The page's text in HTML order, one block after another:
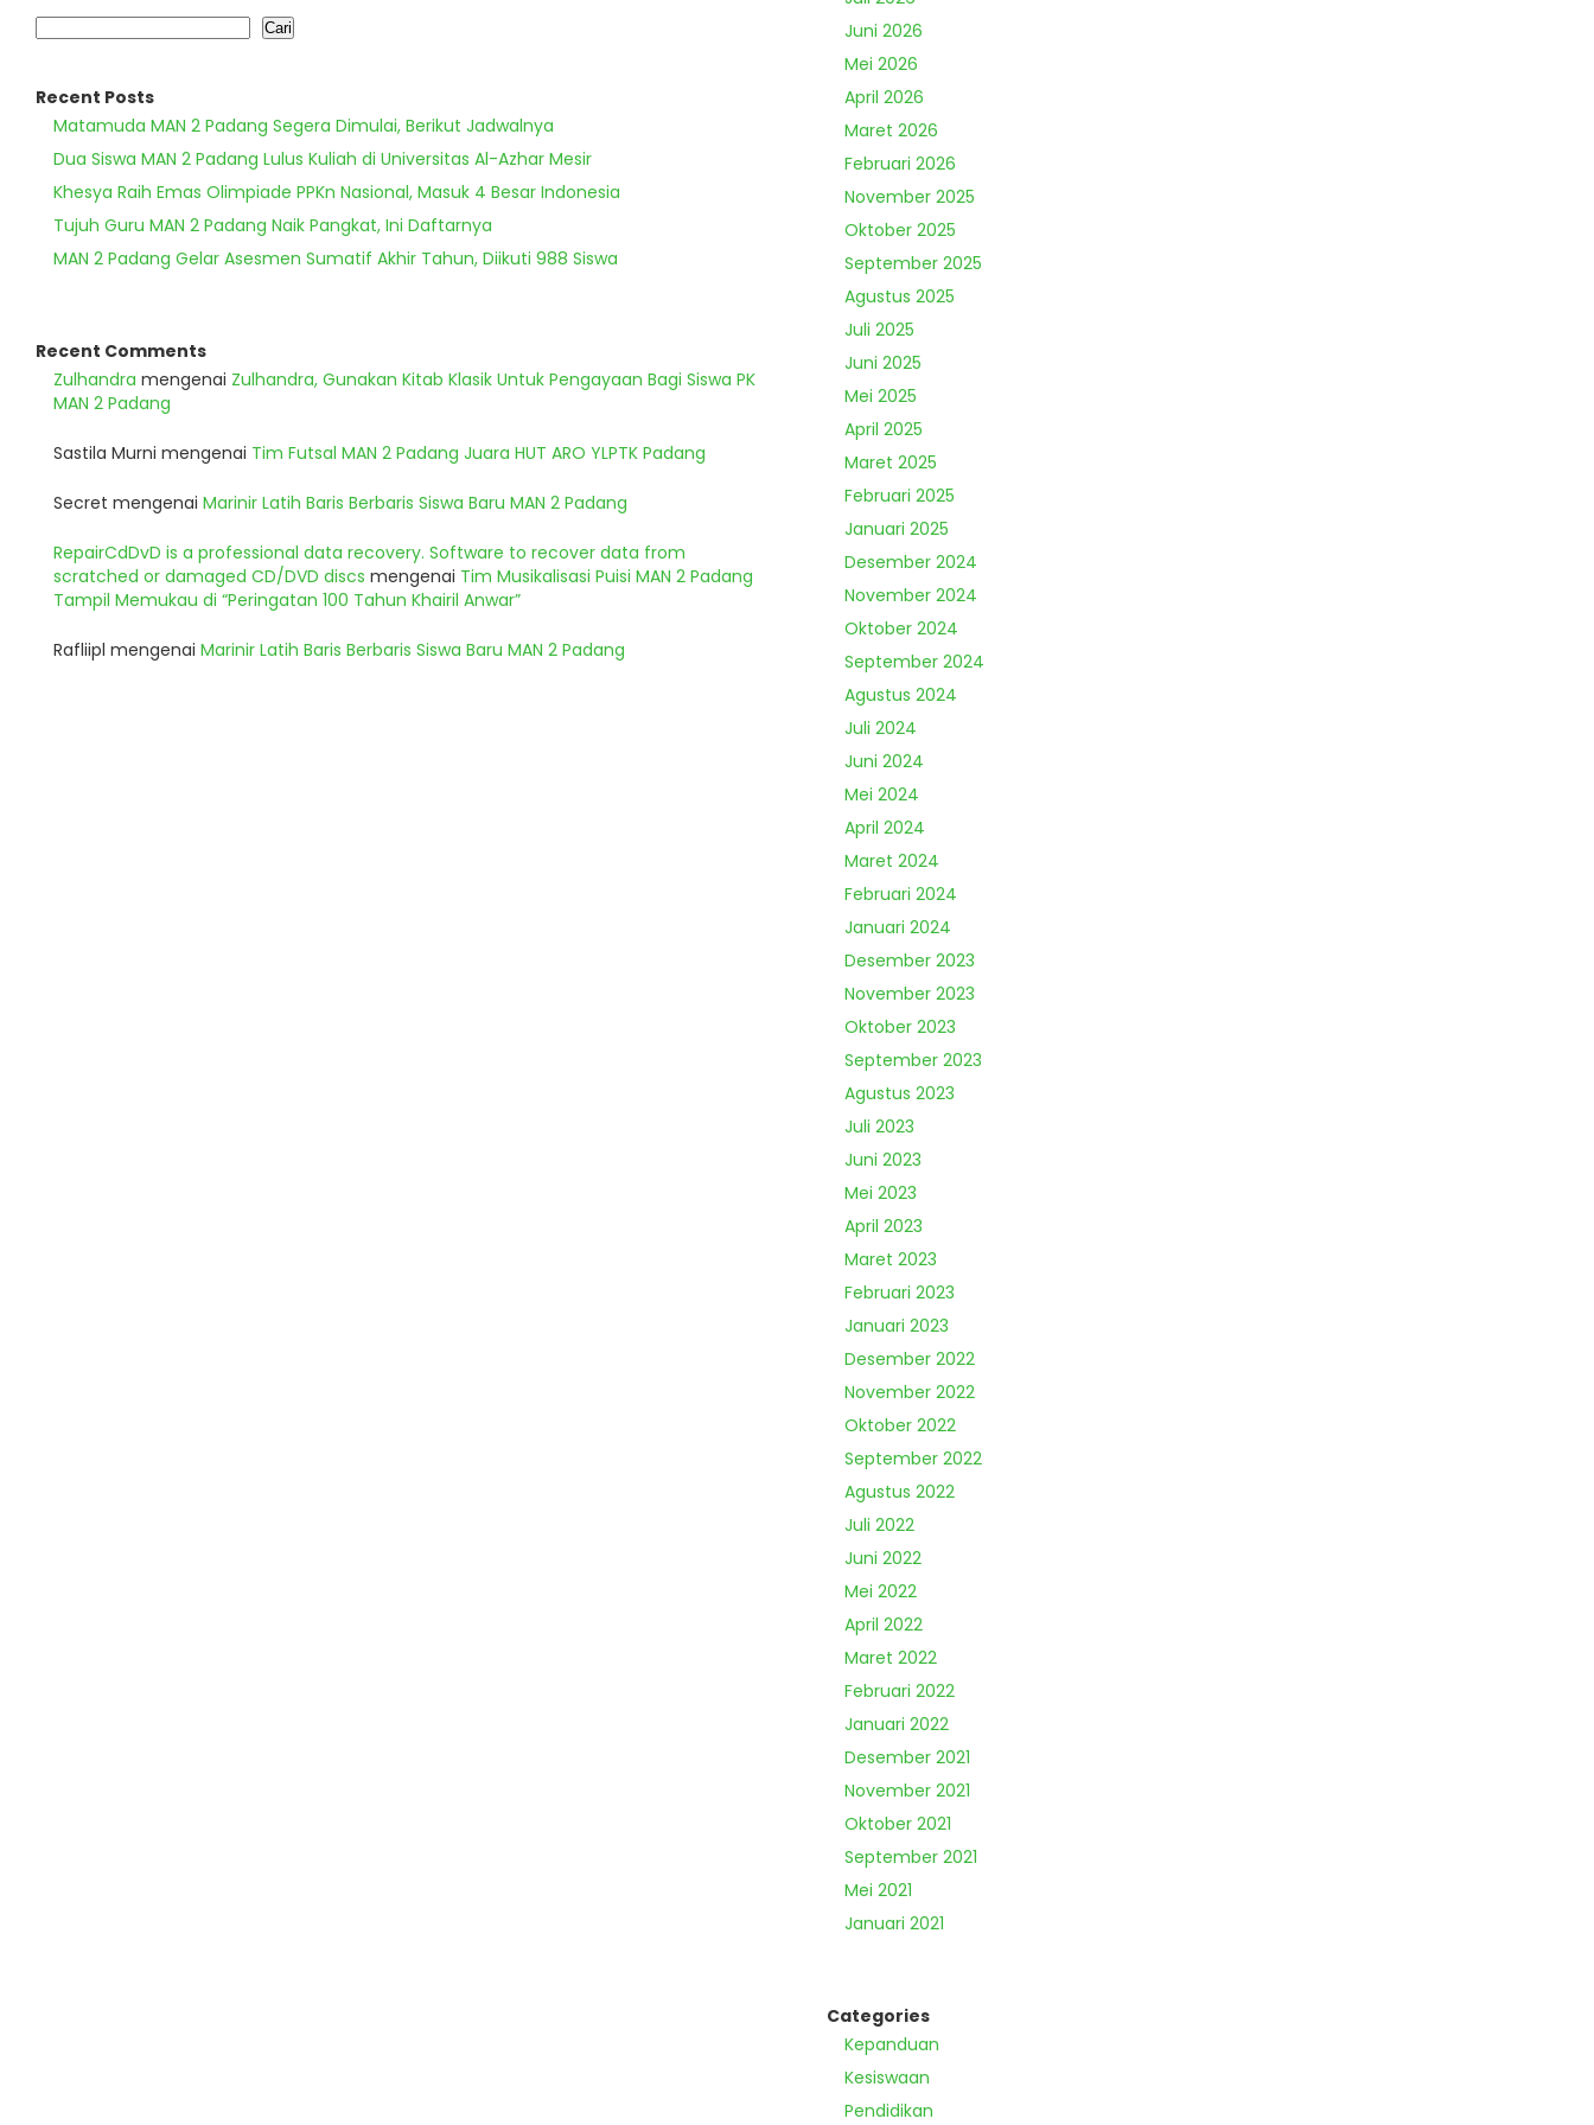
Cari
Recent Posts
Matamuda MAN 2 Padang Segera Dimulai, Berikut Jadwalnya
Dua Siswa MAN 2 Padang Lulus Kuliah di Universitas Al-Azhar Mesir
Khesya Raih Emas Olimpiade PPKn Nasional, Masuk 4 Besar Indonesia
Tujuh Guru MAN 2 Padang Naik Pangkat, Ini Daftarnya
MAN 2 Padang Gelar Asesmen Sumatif Akhir Tahun, Diikuti 988 Siswa
Recent Comments
Zulhandra mengenai Zulhandra, Gunakan Kitab Klasik Untuk Pengayaan Bagi Siswa PK
MAN 2 Padang
Sastila Murni mengenai Tim Futsal MAN 2 Padang Juara HUT ARO YLPTK Padang
Secret mengenai Marinir Latih Baris Berbaris Siswa Baru MAN 2 Padang
RepairCdDvD is a professional data recovery. Software to recover data from
scratched or damaged CD/DVD discs mengenai Tim Musikalisasi Puisi MAN 2 Padang
Tampil Memukau di “Peringatan 100 Tahun Khairil Anwar”
Rafliipl mengenai Marinir Latih Baris Berbaris Siswa Baru MAN 2 Padang
Juni 2026
Mei 2026
April 2026
Maret 2026
Februari 2026
November 2025
Oktober 2025
September 2025
Agustus 2025
Juli 2025
Juni 2025
Mei 2025
April 2025
Maret 2025
Februari 2025
Januari 2025
Desember 2024
November 2024
Oktober 2024
September 2024
Agustus 2024
Juli 2024
Juni 2024
Mei 2024
April 2024
Maret 2024
Februari 2024
Januari 2024
Desember 2023
November 2023
Oktober 2023
September 2023
Agustus 2023
Juli 2023
Juni 2023
Mei 2023
April 2023
Maret 2023
Februari 2023
Januari 2023
Desember 2022
November 2022
Oktober 2022
September 2022
Agustus 2022
Juli 2022
Juni 2022
Mei 2022
April 2022
Maret 2022
Februari 2022
Januari 2022
Desember 2021
November 2021
Oktober 2021
September 2021
Mei 2021
Januari 2021
Categories
Kepanduan
Kesiswaan
Pendidikan